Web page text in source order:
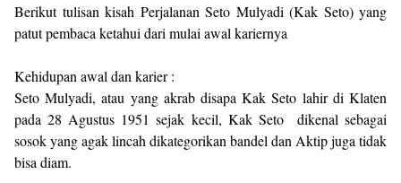
Berikut tulisan kisah Perjalanan Seto Mulyadi (Kak Seto) yang
patut pembaca ketahui dari mulai awal kariernya
Kehidupan awal dan karier :
Seto Mulyadi, atau yang akrab disapa Kak Seto lahir di Klaten
pada 28 Agustus 1951 sejak kecil, Kak Seto dikenal sebagai
sosok yang agak lincah dikategorikan bandel dan Aktip juga tidak
bisa diam.